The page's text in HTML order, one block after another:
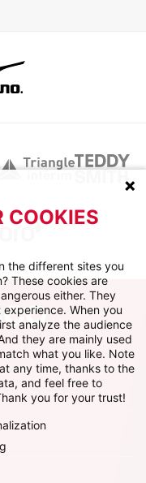
COOKIES
the different sites you
These cookies are
either. They
When you
analyze the audience
they are mainly used
what you like. Note
any time, thanks to the
and feel free to
you for your trust!